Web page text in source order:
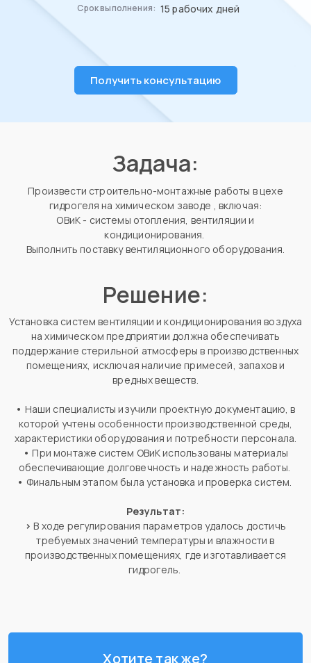
Срок выполнения: 15 рабочих дней
Получить консультацию
Задача:
Произвести строительно-монтажные работы в цехе
гидрогеля на химическом заводе , включая:
ОВиК - системы отопления, вентиляции и
кондиционирования.
Выполнить поставку вентиляционного оборудования.
Решение:
Установка систем вентиляции и кондиционирования воздуха
на химическом предприятии должна обеспечивать
поддержание стерильной атмосферы в производственных
помещениях, исключая наличие примесей, запахов и
вредных веществ.
• Наши специалисты изучили проектную документацию, в
которой учтены особенности производственной среды,
характеристики оборудования и потребности персонала.
•При монтаже систем ОВиК использованы материалы
обеспечивающие долговечность и надежность работы.
• Финальным этапом была установка и проверка систем.
Результат:
>В ходе регулирования параметров удалось достичь
требуемых значений температуры и влажности в
производственных помещениях, где изготавливается
гидрогель.
Хотите так же?